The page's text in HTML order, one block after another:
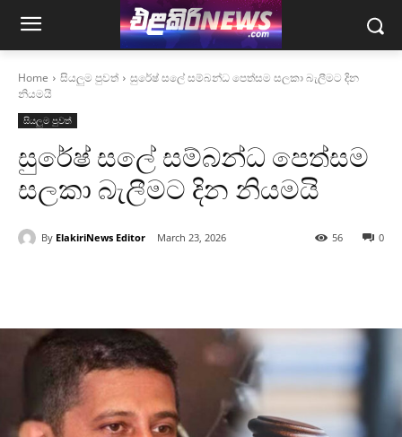
Home සියලුම පුවත්
සුරේෂ් සලේ සම්බන්ධ පෙත්සම සලකා බැලීමට දින
නියමයි
සියලුම පුවත්
සුරේෂ් සලේ සම්බන්ධ පෙත්සම
සලකා බැලීමට දින නියමයි
By ElakiriNews Editor March 23, 2026 0
56